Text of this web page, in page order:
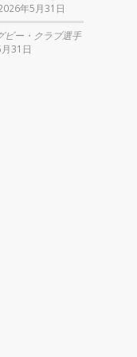
年5月31日
ビー・クラブ選手
31日